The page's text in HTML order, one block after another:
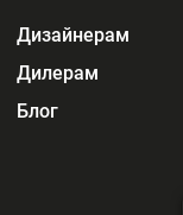
Дизайнерам
Дилерам
Блог